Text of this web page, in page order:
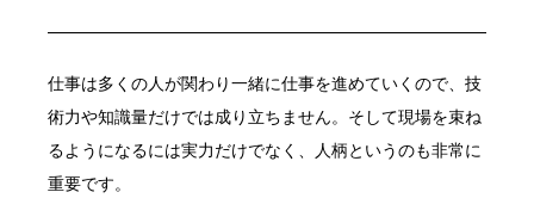
仕事は多くの人が関わり一緒に仕事を進めていくので、技
術力や知識量だけでは成り立ちません。そして現場を束ね
るようになるには実力だけでなく、人柄というのも非常に
重要です。